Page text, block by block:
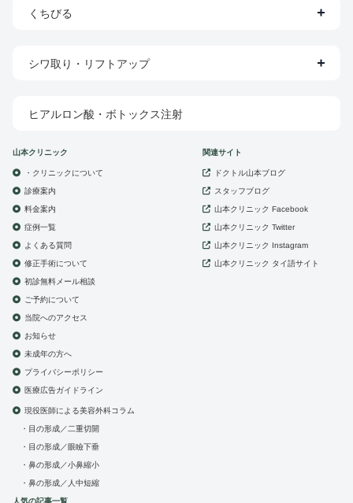
くちびる
シワ取り・リフトアップ
ヒアルロン酸・ボトックス注射
山本クリニック
・クリニックについて
診療案内
料金案内
症例一覧
よくある質問
修正手術について
初診無料メール相談
ご予約について
当院へのアクセス
お知らせ
未成年の方へ
プライバシーポリシー
医療広告ガイドライン
現役医師による美容外科コラム
目の形成／二重切開
目の形成／眼瞼下垂
鼻の形成／小鼻縮小
鼻の形成／人中短縮
人気の記事一覧
関連サイト
ドクトル山本ブログ
スタッフブログ
山本クリニック Facebook
山本クリニック Twitter
山本クリニック Instagram
山本クリニック タイ語サイト